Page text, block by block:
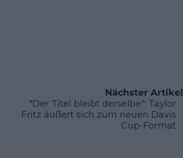
Nächster Artikel
"Der Titel bleibt derselbe": Taylor
Fritz äußert sich zum neuen Davis
Cup-Format